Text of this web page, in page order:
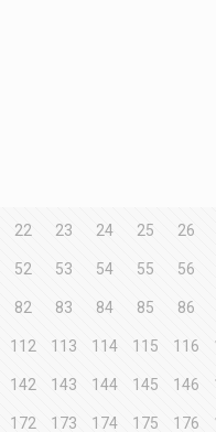
22 23 24 25 26
52 53 54 55 56
82 83 84 85 86
112 113 114 115 116
142 143 144 145 146
172 173 174 175 176